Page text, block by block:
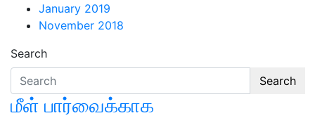
January 2019
November 2018
Search
Search
மீள் பார்வைக்காக